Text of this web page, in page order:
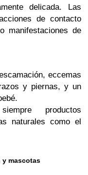
delicada. Las
de contacto
manifestaciones de
eccemas
y piernas, y un
productos
naturales como el
y mascotas